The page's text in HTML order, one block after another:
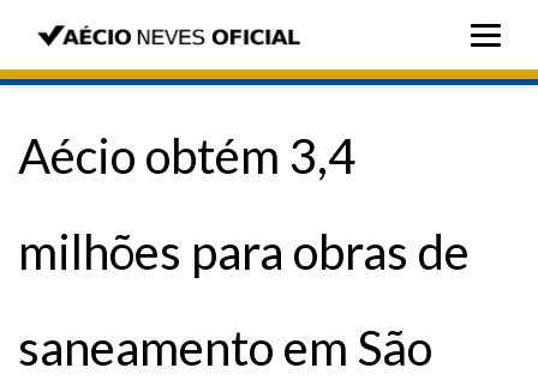
Aécio obtém 3,4
milhões para obras de
saneamento em São